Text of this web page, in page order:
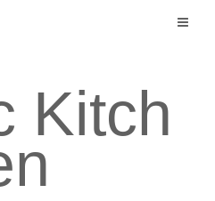
Kitch